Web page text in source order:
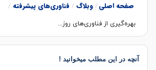
صفحه اصلی/ وبلاگ / فناوری‌های پیشرفته /
بهره‌گیری از فناوری‌های روز...
آنچه در این مطلب میخوانید !